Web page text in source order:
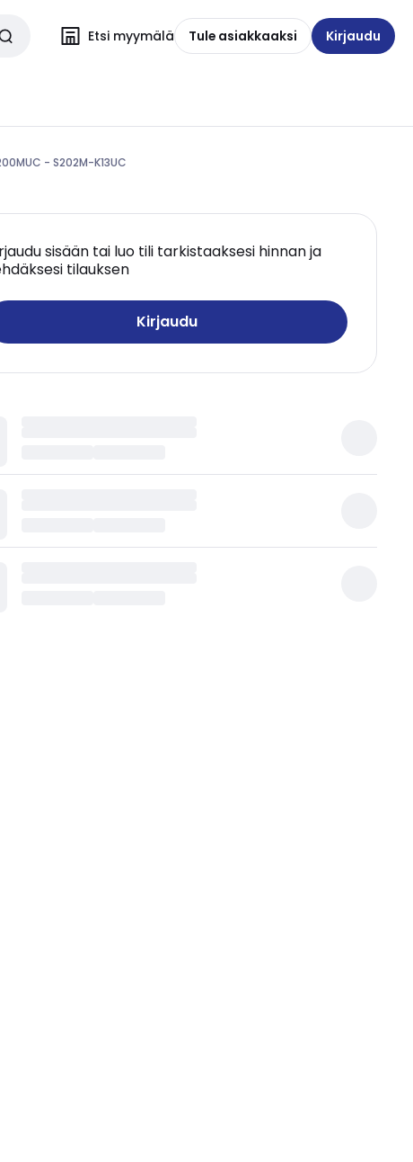
Etsi myymälä Tule asiakkaaksi Kirjaudu
- S202M-K13UC
sisään tai luo tili tarkistaaksesi hinnan ja
tilauksen
Kirjaudu